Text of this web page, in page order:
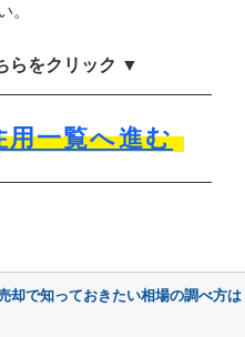
。
らをクリック ▼
用一覧へ進む
却で知っておきたい相場の調べ方